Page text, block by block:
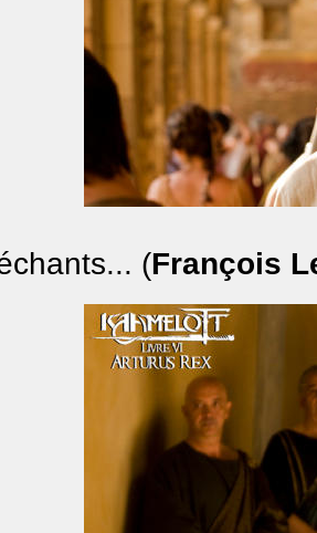
(François